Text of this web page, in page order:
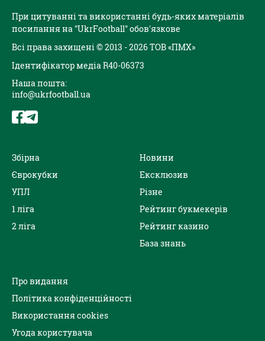
При цитуванні та використанні будь-яких матеріалів
посилання на "UkrFootball" обов'язкове
Всі права захищені © 2013 - 2026 ТОВ «ПМХ»
Ідентифікатор медіа R40-06373
Наша пошта:
info@ukrfootball.ua
Збірна
Єврокубки
УПЛ
1 ліга
2 ліга
Новини
Ексклюзив
Різне
Рейтинг букмекерів
Рейтинг казино
База знань
Про видання
Політика конфіденційності
Використання cookies
Угода користувача